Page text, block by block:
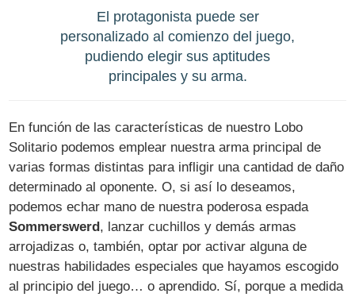
El protagonista puede ser
personalizado al comienzo del juego,
pudiendo elegir sus aptitudes
principales y su arma.
En función de las características de nuestro Lobo
Solitario podemos emplear nuestra arma principal de
varias formas distintas para infligir una cantidad de daño
determinado al oponente. O, si así lo deseamos,
podemos echar mano de nuestra poderosa espada
Sommerswerd, lanzar cuchillos y demás armas
arrojadizas o, también, optar por activar alguna de
nuestras habilidades especiales que hayamos escogido
al principio del juego… o aprendido. Sí, porque a medida